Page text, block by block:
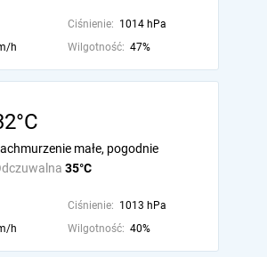
Ciśnienie: 1014 hPa
h Wilgotność: 47%
35°C
małe, pogodnie
Ciśnienie: 1013 hPa
h Wilgotność: 40%